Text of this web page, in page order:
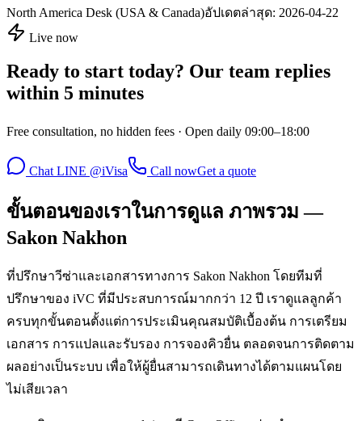
North America Desk (USA & Canada)อัปเดตล่าสุด: 2026-04-22
Live now
Ready to start today? Our team replies
within 5 minutes
Free consultation, no hidden fees · Open daily 09:00–18:00
Chat LINE @iVisa Call nowGet a quote
ขั้นตอนของเราในการดูแล ภาพรวม —
Sakon Nakhon
ที่ปรึกษาวีซ่าและเอกสารทางการ Sakon Nakhon โดยทีมที่
ปรึกษาของ iVC ที่มีประสบการณ์มากกว่า 12 ปี เราดูแลลูกค้า
ครบทุกขั้นตอนตั้งแต่การประเมินคุณสมบัติเบื้องต้น การเตรียม
เอกสาร การแปลและรับรอง การจองคิวยื่น ตลอดจนการติดตาม
ผลอย่างเป็นระบบ เพื่อให้ผู้ยื่นสามารถเดินทางได้ตามแผนโดย
ไม่เสียเวลา